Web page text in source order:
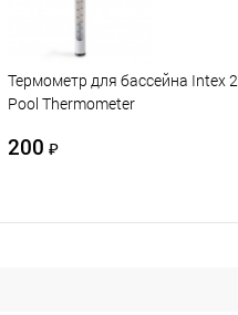
Термометр для бассейна Intex
Pool Thermometer
200 ₽